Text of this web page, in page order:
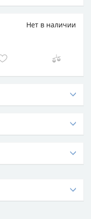
Нет в наличии